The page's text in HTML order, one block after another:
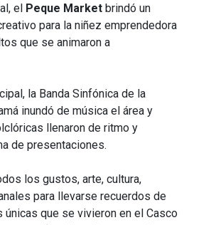
el Peque Market brindó un
para la niñez emprendedora
que se animaron a
la Banda Sinfónica de la
inundó de música el área y
llenaron de ritmo y
de presentaciones.
los gustos, arte, cultura,
para llevarse recuerdos de
únicas que se vivieron en el Casco